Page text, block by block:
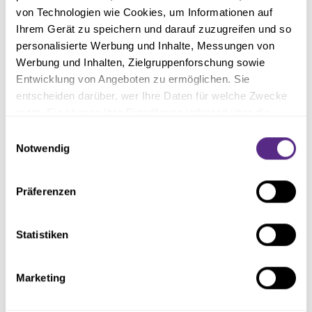
von Technologien wie Cookies, um Informationen auf
Ihrem Gerät zu speichern und darauf zuzugreifen und so
personalisierte Werbung und Inhalte, Messungen von
Werbung und Inhalten, Zielgruppenforschung sowie
Entwicklung von Angeboten zu ermöglichen. Sie
entscheiden darüber, wer Ihre Daten für welche Zwecke
Trigger Symbol ändern oder widerrufen
Informationen über Ihre geografische Lage erfassen,
Ihr Gerät durch aktives Scannen nach bestimmten
Erfahren Sie mehr darüber, wie Ihre persönlichen Daten
verarbeitet werden, und legen Sie Ihre Präferenzen im
Notwendig
Präferenzen
Statistiken
Marketing